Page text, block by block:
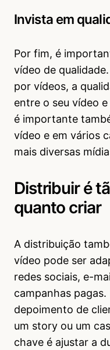
Invista em
Por fim, é
vídeo de
por vídeos, a
entre o seu vídeo
é importante
vídeo e em vários
mais diversas
Distribuir é
quanto criar
A distribuição
vídeo pode ser
redes sociais, e-
campanhas
depoimento de
um story ou um
chave é ajustar a